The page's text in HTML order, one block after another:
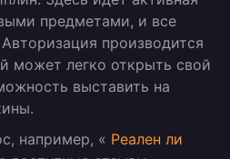
предметами, и все
производится
может легко открыть свой
выставить на
например, « Реален ли